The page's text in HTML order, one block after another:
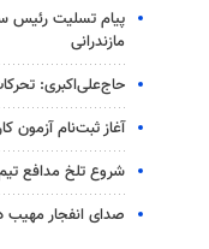
پیام تسلیت رئیس
مازندرانی
حاج‌علی‌اکبری:
آغاز ثبت‌نام‌ آزمون
شروع تلخ مدافع
صدای انفجار